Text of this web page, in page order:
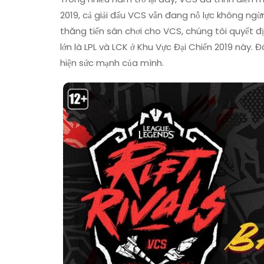
2019, cả giải đấu VCS vẫn đang nỗ lực không
thăng tiến sân chơi cho VCS, chúng tôi quyết
lớn là LPL và LCK ở Khu Vực Đại Chiến 2019
hiện sức mạnh của mình.